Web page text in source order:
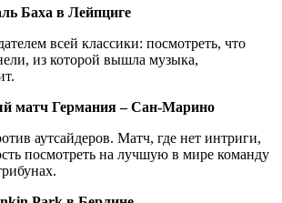
Баха в Лейпциге
всей классики: посмотреть, что
из которой вышла музыка,
матч Германия – Сан-Марино
аутсайдеров. Матч, где нет интриги,
посмотреть на лучшую в мире команду